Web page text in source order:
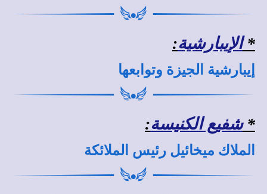
*الإيبارشية:
إيبارشية الجيزة وتوابعها
*شفيع الكنيسة:
الملاك ميخائيل رئيس الملائكة